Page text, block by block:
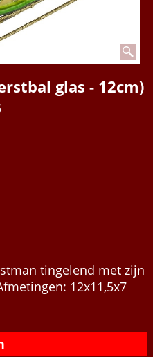
glas - 12cm)
tingelend met zijn
12x11,5x7